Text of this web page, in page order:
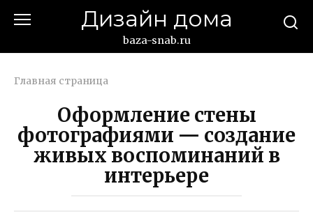
Дизайн дома
baza-snab.ru
Главная страница
Оформление стены
фотографиями — создание
живых воспоминаний в
интерьере